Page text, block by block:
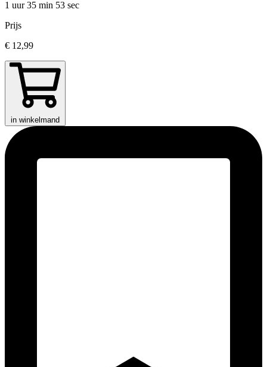
1 uur 35 min 53 sec
Prijs
€ 12,99
in winkelmand